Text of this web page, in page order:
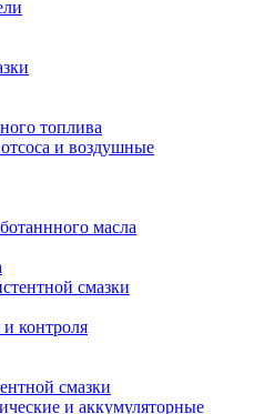
топлива
и воздушные
масла
смазки
контроля
смазки
и аккумуляторные